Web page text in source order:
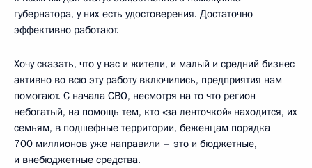
губернатора, у них есть удостоверения. Достаточно
эффективно работают.
Хочу сказать, что у нас и жители, и малый и средний бизнес
активно во всю эту работу включились, предприятия нам
помогают. С начала СВО, несмотря на то что регион
небогатый, на помощь тем, кто «за ленточкой» находится, их
семьям, в подшефные территории, беженцам порядка
700 миллионов уже направили – это и бюджетные,
и внебюджетные средства.